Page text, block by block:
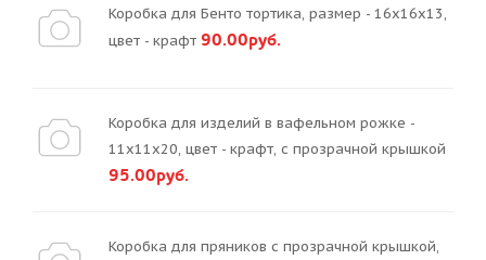
Коробка для Бенто тортика, размер - 16х16х13,
цвет - крафт 90.00руб.
Коробка для изделий в вафельном рожке -
11х11х20, цвет - крафт, с прозрачной крышкой
95.00руб.
Коробка для пряников с прозрачной крышкой,